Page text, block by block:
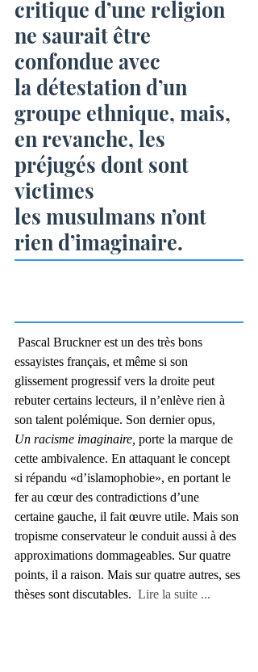
critique d’une religion
ne saurait être
confondue avec
la détestation d’un
groupe ethnique, mais,
en revanche, les
préjugés dont sont
victimes
les musulmans n’ont
rien d’imaginaire.
essayistes français, et même si son
glissement progressif vers la droite peut
rebuter certains lecteurs, il n’enlève rien à
son talent polémique. Son dernier opus,
Un racisme imaginaire, porte la marque de
cette ambivalence. En attaquant le concept
si répandu «d’islamophobie», en portant le
fer au cœur des contradictions d’une
certaine gauche, il fait œuvre utile. Mais son
tropisme conservateur le conduit aussi à des
approximations dommageables. Sur quatre
points, il a raison. Mais sur quatre autres, ses
thèses sont discutables. Lire la suite ...